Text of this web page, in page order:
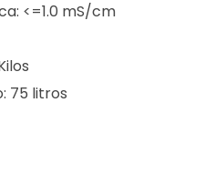
<=1.0 mS/cm
75 litros